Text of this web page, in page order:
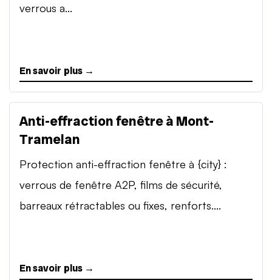
verrous a...
En savoir plus →
Anti-effraction fenêtre à Mont-
Tramelan
Protection anti-effraction fenêtre à {city} :
verrous de fenêtre A2P, films de sécurité,
barreaux rétractables ou fixes, renforts....
En savoir plus →